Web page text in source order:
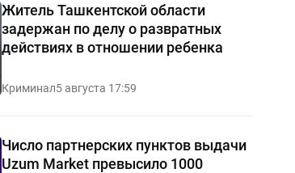
Житель Ташкентской области
задержан по делу о развратных
действиях в отношении ребенка
Криминал5 августа 17:59
Число партнерских пунктов выдачи
Uzum Market превысило 1000